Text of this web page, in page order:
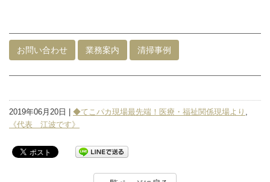
お問い合わせ 業務案内 清掃事例
2019年06月20日 | ◆てこパカ現場最先端！医療・福祉関係現場より
《代表 江波です》